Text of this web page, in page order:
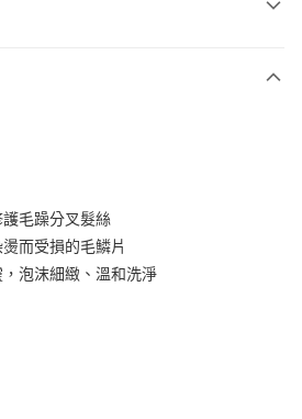
毛躁分叉髮絲
而受損的毛鱗片
泡沫細緻、溫和洗淨